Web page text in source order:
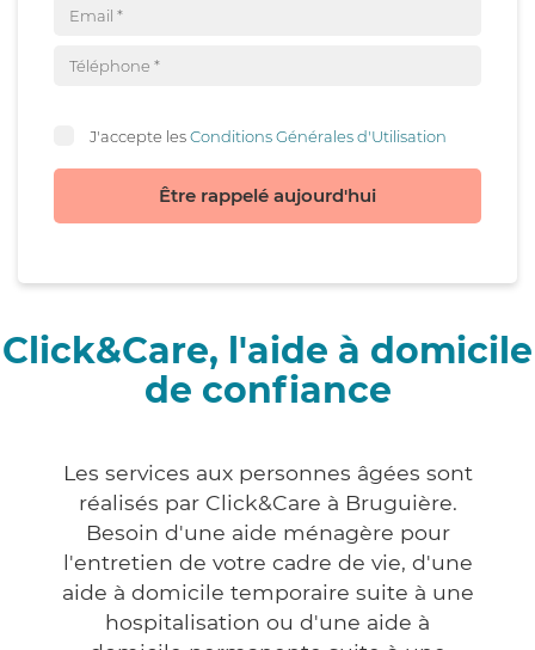
J'accepte lesConditions Générales d'Utilisation
Être rappelé aujourd'hui
Click&Care, l'aide à domicile
de confiance
Les services aux personnes âgées sont
réalisés par Click&Care à Bruguière.
Besoin d'une aide ménagère pour
l'entretien de votre cadre de vie, d'une
aide à domicile temporaire suite à une
hospitalisation ou d'une aide à